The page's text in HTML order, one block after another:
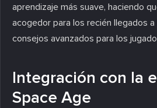
aprendizaje más suave, haciendo
acogedor para los recién llegados
consejos avanzados para los
Integración con la
Space Age